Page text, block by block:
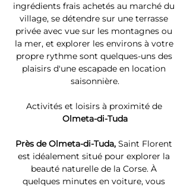
ingrédients frais achetés au marché du
village, se détendre sur une terrasse
privée avec vue sur les montagnes ou
la mer, et explorer les environs à votre
propre rythme sont quelques-uns des
plaisirs d'une escapade en location
saisonnière.
Activités et loisirs à proximité de
Olmeta-di-Tuda
Près de Olmeta-di-Tuda, Saint Florent
est idéalement situé pour explorer la
beauté naturelle de la Corse. À
quelques minutes en voiture, vous